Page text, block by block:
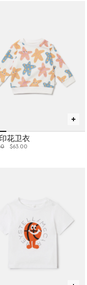
花卫衣
下降至
$63.00